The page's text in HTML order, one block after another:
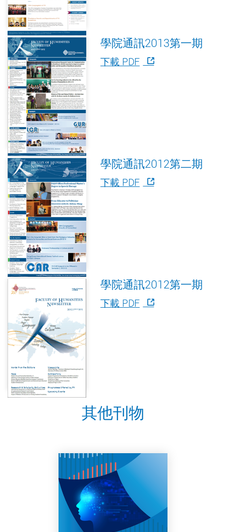
學院通訊2013第一期
下載 PDF
學院通訊2012第二期
下載 PDF
學院通訊2012第一期
下載 PDF
其他刊物